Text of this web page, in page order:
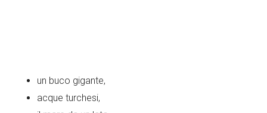
un buco gigante,
acque turchesi,